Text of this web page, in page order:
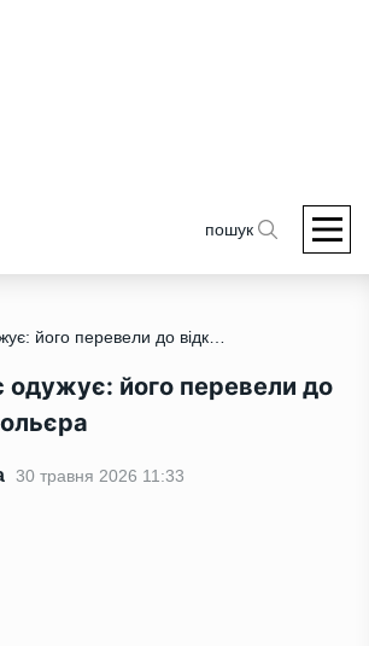
пошук
/ Олень Борис одужує: його перевели до відкритого вольєра
одужує: його перевели до
30 травня 2026 11:33